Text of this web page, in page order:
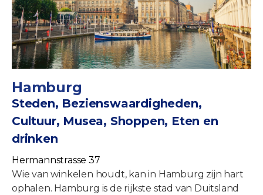
Hamburg
Steden, Bezienswaardigheden,
Cultuur, Musea, Shoppen, Eten en
drinken
Hermannstrasse 37
Wie van winkelen houdt, kan in Hamburg zijn hart
ophalen. Hamburg is de rijkste stad van Duitsland